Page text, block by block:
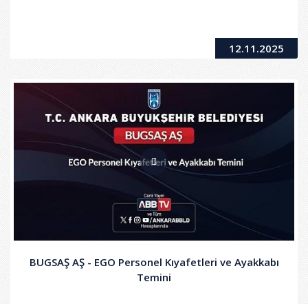
12.11.2025
BUGSAŞ AŞ - EGO Personel Kıyafetleri ve Ayakkabı
Temini